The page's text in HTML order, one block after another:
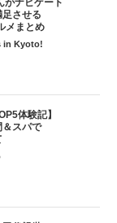
がナビゲート
させる
メまとめ
in Kyoto!
体験記】
＆スパで